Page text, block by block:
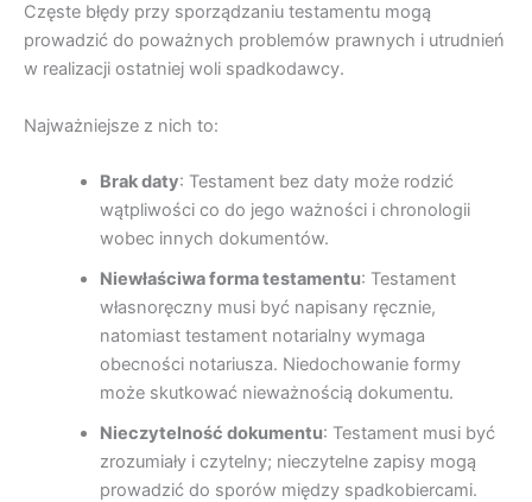
Częste błędy przy sporządzaniu testamentu mogą
prowadzić do poważnych problemów prawnych i utrudnień
w realizacji ostatniej woli spadkodawcy.
Najważniejsze z nich to:
Brak daty: Testament bez daty może rodzić
wątpliwości co do jego ważności i chronologii
wobec innych dokumentów.
Niewłaściwa forma testamentu: Testament
własnoręczny musi być napisany ręcznie,
natomiast testament notarialny wymaga
obecności notariusza. Niedochowanie formy
może skutkować nieważnością dokumentu.
Nieczytelność dokumentu: Testament musi być
zrozumiały i czytelny; nieczytelne zapisy mogą
prowadzić do sporów między spadkobiercami.